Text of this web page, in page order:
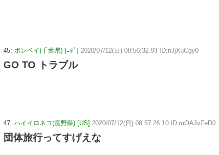
45: ボンベイ(千葉県) [ﾆﾀﾞ] 2020/07/12(日) 08:56:32.93 ID:nJjXuCgy0
GO TO トラブル
47: ハイイロネコ(長野県) [US] 2020/07/12(日) 08:57:26.10 ID:mOAJvFeD0
団体旅行ってすげえな